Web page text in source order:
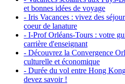
et bonnes idées de voyage
- Iris Vacances : vivez des
coeur de lanature
- I-Prof Orléans-Tours : votre
carrière d'enseignant
- Découvrez la Convergence
culturelle et économique
- Durée du vol entre Hong
devez savoir !